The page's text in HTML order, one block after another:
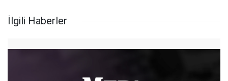
İlgili Haberler